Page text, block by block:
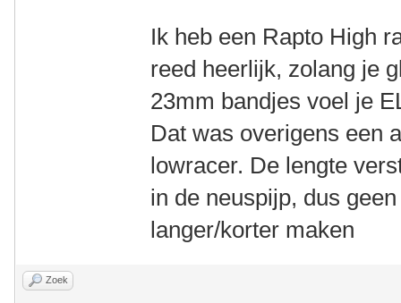
Ik heb een Rapto High
reed heerlijk, zolang je
23mm bandjes voel je
Dat was overigens een
lowracer. De lengte
in de neuspijp, dus
langer/korter maken
Zoek